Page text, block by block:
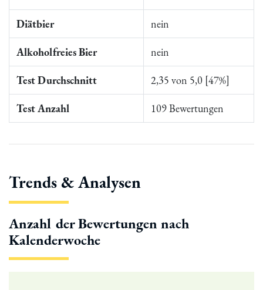
Diätbier nein
Alkoholfreies Bier nein
Test Durchschnitt 2,35 von 5,0 [47%]
Test Anzahl 109 Bewertungen
Trends & Analysen
Anzahl der Bewertungen nach
Kalenderwoche